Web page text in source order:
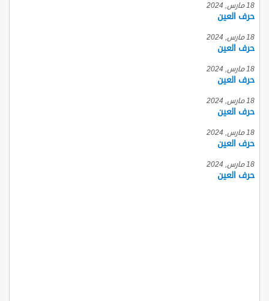
18 مارس, 2024
حرف العين
18 مارس, 2024
حرف العين
18 مارس, 2024
حرف العين
18 مارس, 2024
حرف العين
18 مارس, 2024
حرف العين
18 مارس, 2024
حرف العين